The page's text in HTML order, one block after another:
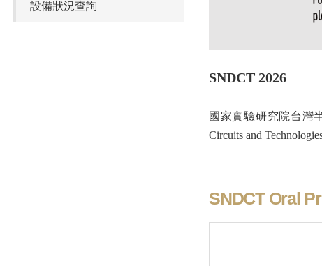
設備狀況查詢
SNDCT 2026
國家實驗研究院台灣
Circuits and
SNDCT Oral